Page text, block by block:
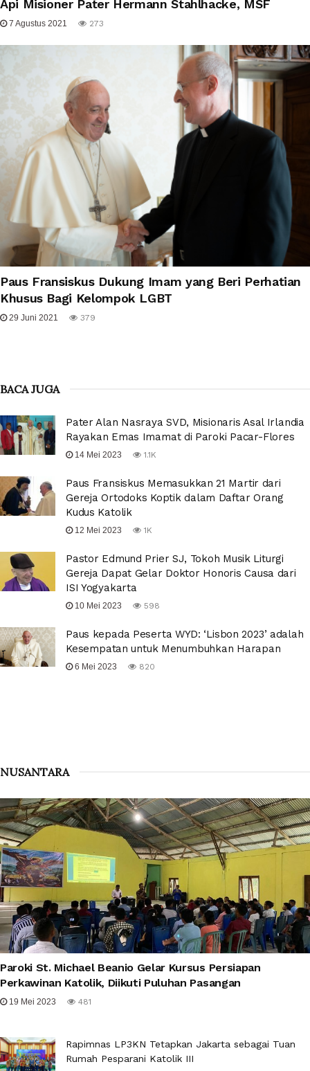
Api Misioner Pater Hermann Stahlhacke, MSF
7 Agustus 2021 273
Paus Fransiskus Dukung Imam yang Beri Perhatian
Khusus Bagi Kelompok LGBT
29 Juni 2021 379
BACA JUGA
Pater Alan Nasraya SVD, Misionaris Asal Irlandia
Rayakan Emas Imamat di Paroki Pacar-Flores
14 Mei 2023 1.1K
Paus Fransiskus Memasukkan 21 Martir dari
Gereja Ortodoks Koptik dalam Daftar Orang
Kudus Katolik
12 Mei 2023 1K
Pastor Edmund Prier SJ, Tokoh Musik Liturgi
Gereja Dapat Gelar Doktor Honoris Causa dari
ISI Yogyakarta
10 Mei 2023 598
Paus kepada Peserta WYD: ‘Lisbon 2023’ adalah
Kesempatan untuk Menumbuhkan Harapan
6 Mei 2023 820
NUSANTARA
Paroki St. Michael Beanio Gelar Kursus Persiapan
Perkawinan Katolik, Diikuti Puluhan Pasangan
19 Mei 2023 481
Rapimnas LP3KN Tetapkan Jakarta sebagai Tuan
Rumah Pesparani Katolik III